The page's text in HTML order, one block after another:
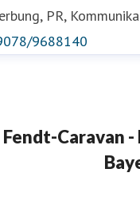
PR,
9688140
Fendt-Caravan